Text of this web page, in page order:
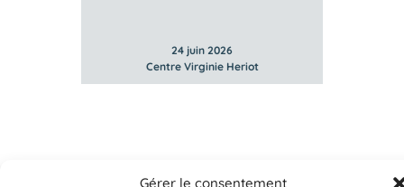
Gérer le consentement
24 juin 2026
Centre Virginie Heriot